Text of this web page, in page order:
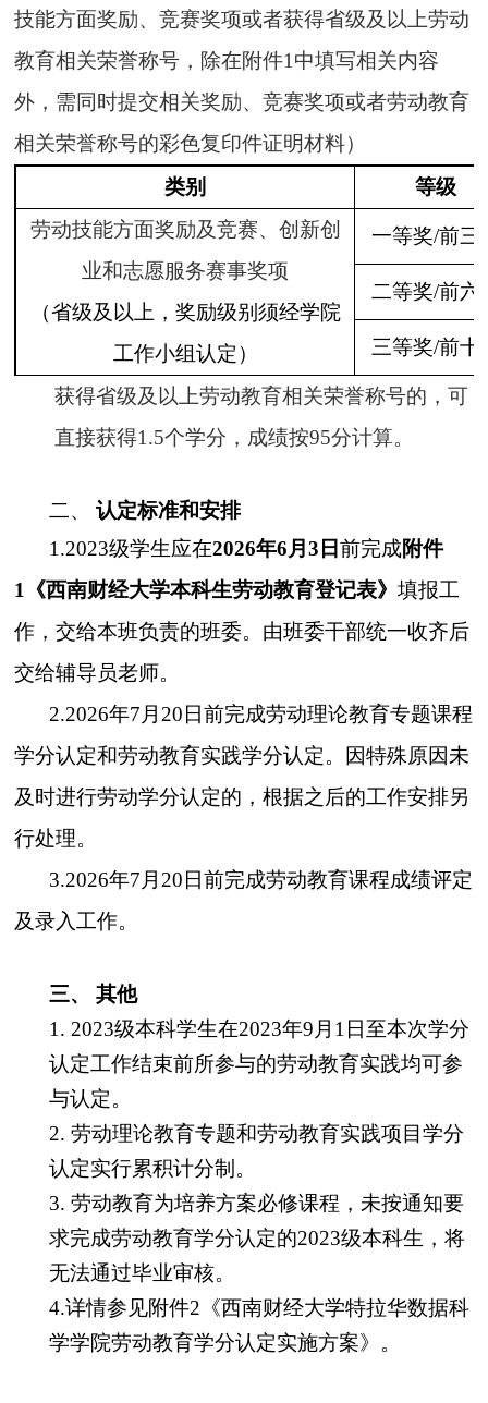
技能方面奖励、竞赛奖项或者获得省级及以上劳动
教育相关荣誉称号，除在附件1中填写相关内容
外，需同时提交相关奖励、竞赛奖项或者劳动教育
相关荣誉称号的彩色复印件证明材料）
类别
等级
劳动技能方面奖励及竞赛、创新创
业和志愿服务赛事奖项
（省级及以上，奖励级别须经学院
工作小组认定）
一等奖/前三
二等奖/前六
三等奖/前十
获得省级及以上劳动教育相关荣誉称号的，可
直接获得1.5个学分，成绩按95分计算。
二、认定标准和安排
1.2023级学生应在2026年6月3日前完成附件
1《西南财经大学本科生劳动教育登记表》填报工
作，交给本班负责的班委。由班委干部统一收齐后
交给辅导员老师。
2.2026年7月20日前完成劳动理论教育专题课程
学分认定和劳动教育实践学分认定。因特殊原因未
及时进行劳动学分认定的，根据之后的工作安排另
行处理。
3.2026年7月20日前完成劳动教育课程成绩评定
及录入工作。
三、其他
1. 2023级本科学生在2023年9月1日至本次学分
认定工作结束前所参与的劳动教育实践均可参
与认定。
2. 劳动理论教育专题和劳动教育实践项目学分
认定实行累积计分制。
3. 劳动教育为培养方案必修课程，未按通知要
求完成劳动教育学分认定的2023级本科生，将
无法通过毕业审核。
4.详情参见附件2《西南财经大学特拉华数据科
学学院劳动教育学分认定实施方案》。